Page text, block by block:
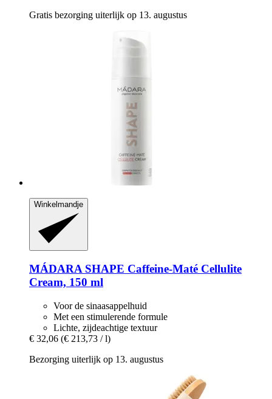
Gratis bezorging uiterlijk op 13. augustus
Winkelmandje
MÁDARA SHAPE Caffeine-​Maté Cellulite
Cream, 150 ml
Voor de sinaasappelhuid
Met een stimulerende formule
Lichte, zijdeachtige textuur
€ 32,06 (€ 213,73 / l)
Bezorging uiterlijk op 13. augustus